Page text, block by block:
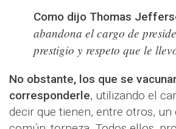
Como dijo Thomas
abandona el cargo de
prestigio y respeto que le
No obstante, los que se
corresponderle, utilizando el
decir que tienen, entre otros,